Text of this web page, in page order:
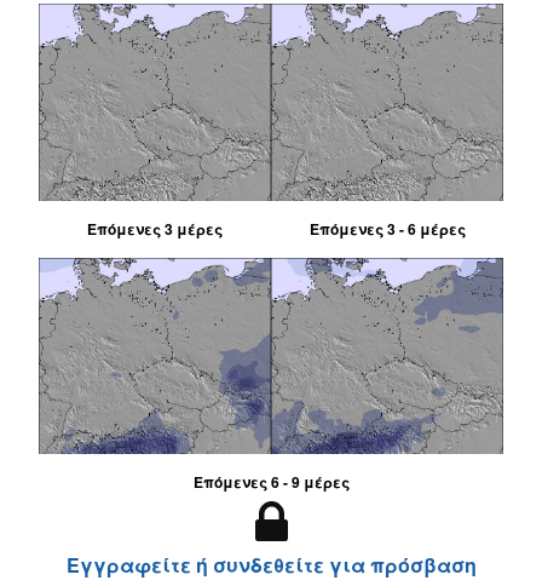
Επόμενες 3 μέρες Επόμενες 3 - 6 μέρες
Επόμενες 6 - 9 μέρες
Εγγραφείτε ή συνδεθείτε για πρόσβαση